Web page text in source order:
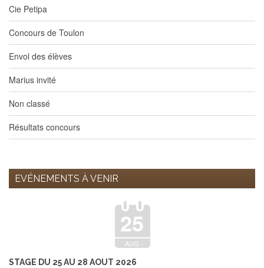
Cie Petipa
Concours de Toulon
Envol des élèves
Marius invité
Non classé
Résultats concours
EVÉNEMENTS À VENIR
25
AUG
STAGE DU 25 AU 28 AOUT 2026